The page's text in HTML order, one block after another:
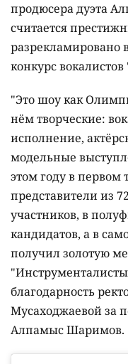
продюсера дуэта
считается
разрекламировано
конкурс
"Это шоу как
нём творческие:
исполнение,
модельные
этом году в первом
представители из
участников, в
кандидатов, а в
получил золотую
благодарность
Мусаходжаевой за
Алпамыс Шаримов.